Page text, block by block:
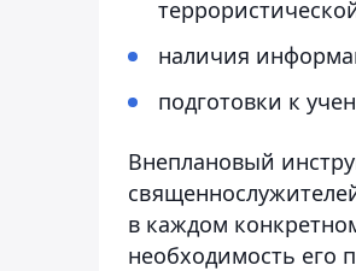
наличия
подготовки к
Внеплановый
в каждом
необходимость его